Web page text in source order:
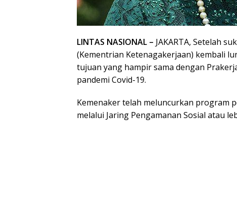
LINTAS NASIONAL – JAKARTA, Setelah
(Kementrian Ketenagakerjaan) kembali
tujuan yang hampir sama dengan
pandemi Covid-19.
Kemenaker telah meluncurkan program
melalui Jaring Pengamanan Sosial atau